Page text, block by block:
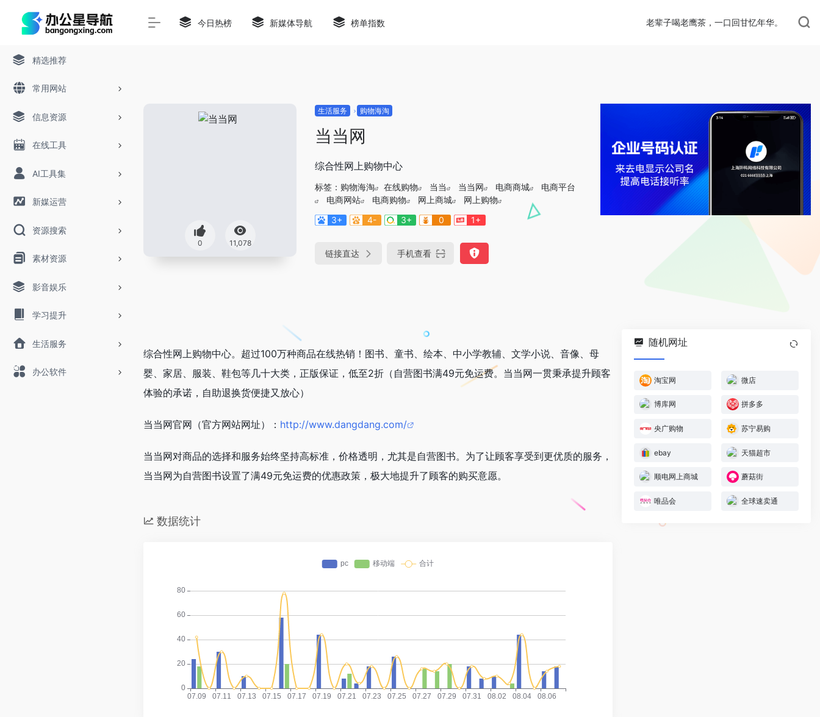
精选推荐
常用网站
信息资源
在线工具
AI工具集
新媒运营
资源搜索
素材资源
影音娱乐
学习提升
生活服务
办公软件
今日热榜 新媒体导航 榜单指数 老辈子喝老鹰茶，一口回甘忆年华。
0 11,078
生活服务 购物海淘
当当网
综合性网上购物中心
标签： 购物海淘 在线购物 当当 当当网 电商商城
电商平台
电商网站
电商购物 网上商城
网上购物
3+
4- 3+ 0 1+
链接直达 手机查看
综合性网上购物中心。超过100万种商品在线热销！图书、童书、绘本、中小学教辅、文学小说、音像、母
婴、家居、服装、鞋包等几十大类，正版保证，低至2折（自营图书满49元免运费。当当网一贯秉承提升顾客
体验的承诺，自助退换货便捷又放心）
当当网官网（官方网站网址）： http://www.dangdang.com/
当当网对商品的选择和服务始终坚持高标准，价格透明，尤其是自营图书。为了让顾客享受到更优质的服务，
当当网为自营图书设置了满49元免运费的优惠政策，极大地提升了顾客的购买意愿。
数据统计
随机网址
淘宝网 微店
博库网 拼多多
央广购物 苏宁易购
ebay 天猫超市
顺电网上商城 蘑菇街
唯品会 全球速卖通